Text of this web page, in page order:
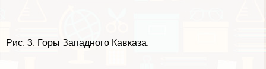
Рис. 3. Горы Западного Кавказа.